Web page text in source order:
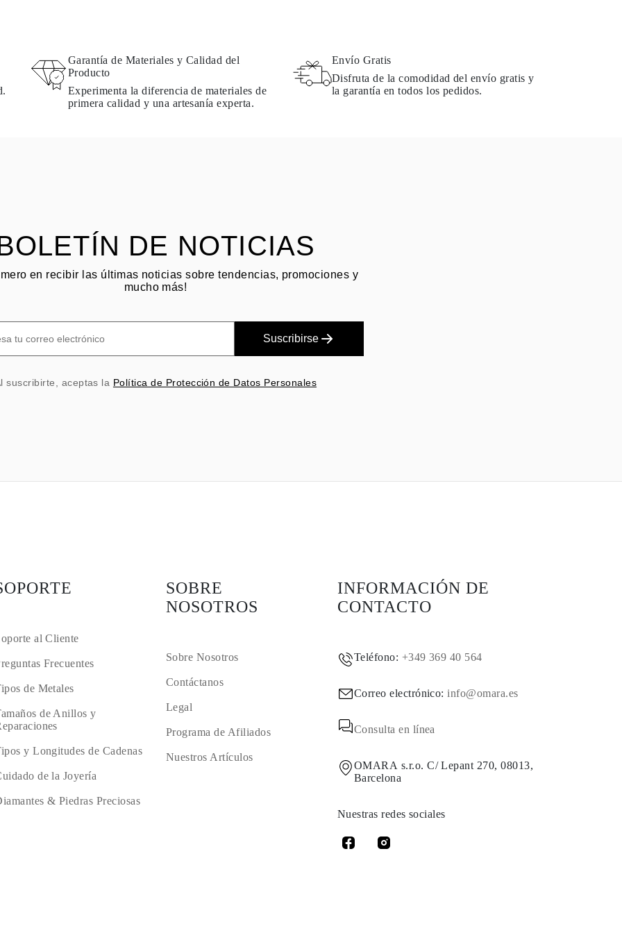
Garantía de Materiales y Calidad del
Producto
Experimenta la diferencia de materiales de
primera calidad y una artesanía experta.
Envío Gratis
Disfruta de la comodidad del envío gratis y
la garantía en todos los pedidos.
DE NOTICIAS
en recibir las últimas noticias sobre tendencias, promociones y
mucho más!
Suscribirse
suscribirte, aceptas la Política de Protección de Datos Personales
al Cliente
Frecuentes
de Metales
de Anillos y
y Longitudes de Cadenas
de la Joyería
& Piedras Preciosas
SOBRE
NOSOTROS
Sobre Nosotros
Contáctanos
Legal
Programa de Afiliados
Nuestros Artículos
INFORMACIÓN DE
CONTACTO
Teléfono: +349 369 40 564
Correo electrónico:info@omara.es
Consulta en línea
OMARA s.r.o. C/ Lepant 270, 08013,
Barcelona
Nuestras redes sociales